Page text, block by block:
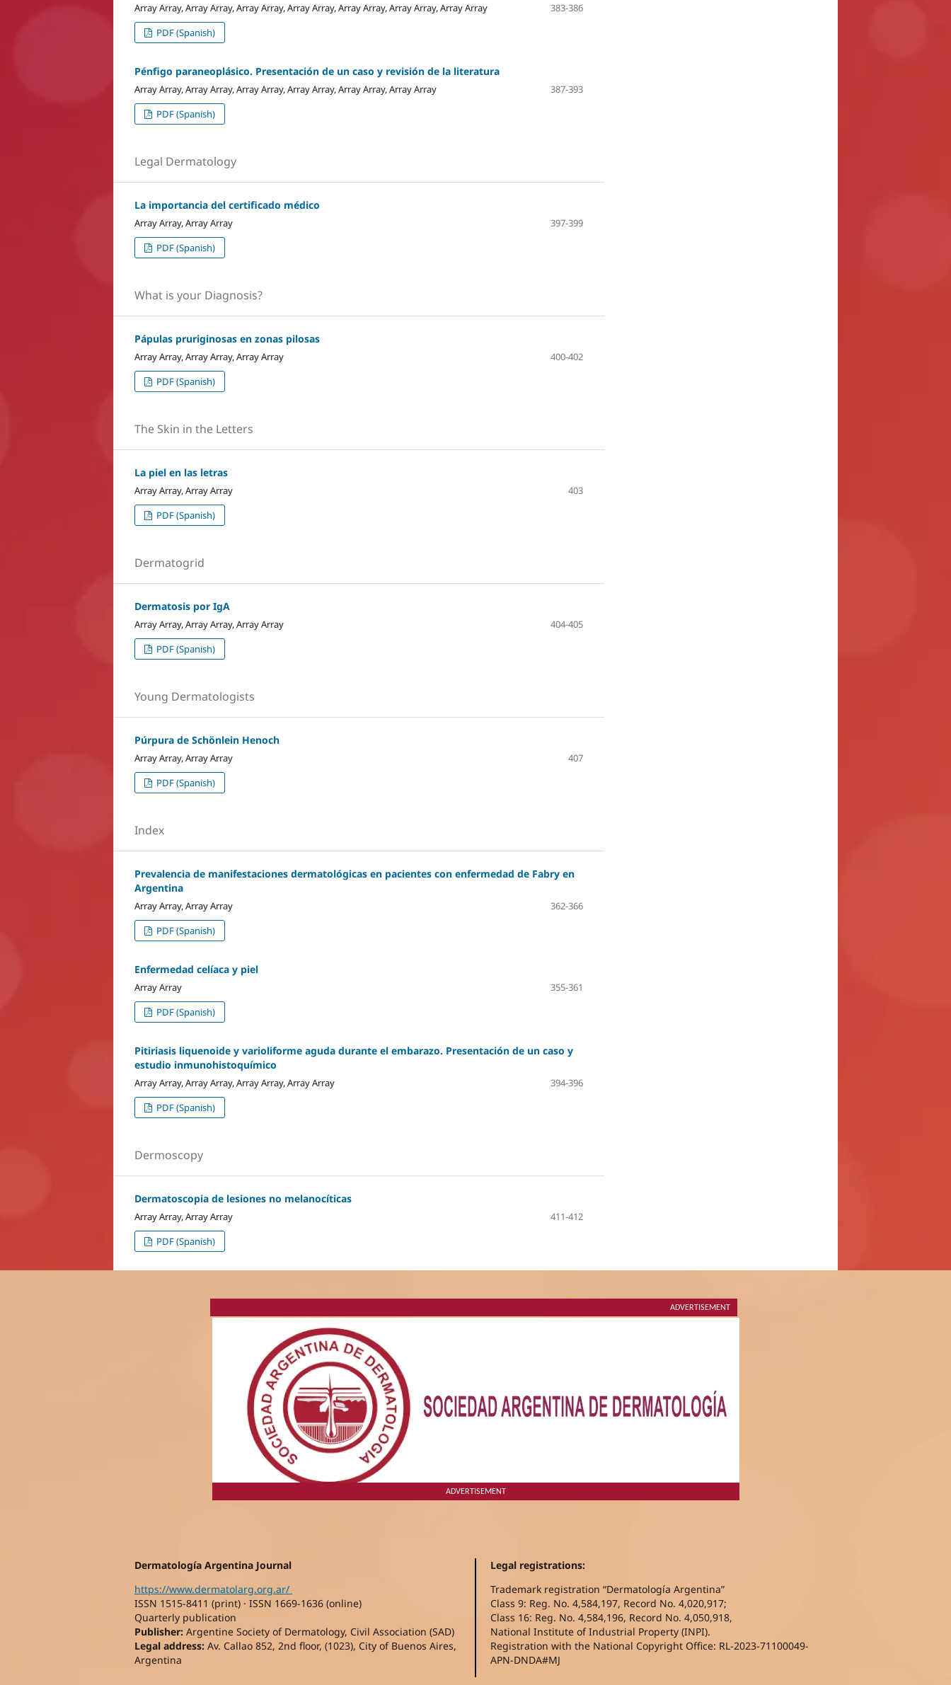
Array Array, Array Array, Array Array, Array Array, Array Array, Array Array, Array Array
383-386
PDF (Spanish)
Pénfigo paraneoplásico. Presentación de un caso y revisión de la literatura
Array Array, Array Array, Array Array, Array Array, Array Array, Array Array
387-393
PDF (Spanish)
Legal Dermatology
La importancia del certificado médico
Array Array, Array Array
397-399
PDF (Spanish)
What is your Diagnosis?
Pápulas pruriginosas en zonas pilosas
Array Array, Array Array, Array Array
400-402
PDF (Spanish)
The Skin in the Letters
La piel en las letras
Array Array, Array Array
403
PDF (Spanish)
Dermatogrid
Dermatosis por IgA
Array Array, Array Array, Array Array
404-405
PDF (Spanish)
Young Dermatologists
Púrpura de Schönlein Henoch
Array Array, Array Array
407
PDF (Spanish)
Index
Prevalencia de manifestaciones dermatológicas en pacientes con enfermedad de Fabry en
Argentina
Array Array, Array Array
362-366
PDF (Spanish)
Enfermedad celíaca y piel
Array Array
355-361
PDF (Spanish)
Pitiriasis liquenoide y varioliforme aguda durante el embarazo. Presentación de un caso y
estudio inmunohistoquímico
Array Array, Array Array, Array Array, Array Array
394-396
PDF (Spanish)
Dermoscopy
Dermatoscopia de lesiones no melanocíticas
Array Array, Array Array
411-412
PDF (Spanish)
ADVERTISEMENT
ADVERTISEMENT
Dermatología Argentina Journal
https://www.dermatolarg.org.ar/
ISSN 1515-8411 (print) · ISSN 1669-1636 (online)
Quarterly publication
Publisher: Argentine Society of Dermatology, Civil Association (SAD)
Legal address: Av. Callao 852, 2nd floor, (1023), City of Buenos Aires,
Argentina
Legal registrations:
Trademark registration “Dermatología Argentina”
Class 9: Reg. No. 4,584,197, Record No. 4,020,917;
Class 16: Reg. No. 4,584,196, Record No. 4,050,918,
National Institute of Industrial Property (INPI).
Registration with the National Copyright Office: RL-2023-71100049-
APN-DNDA#MJ